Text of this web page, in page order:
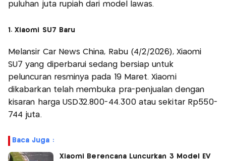
puluhan juta rupiah dari model lawas.
1. Xiaomi SU7 Baru
Melansir Car News China, Rabu (4/2/2026), Xiaomi
SU7 yang diperbarui sedang bersiap untuk
peluncuran resminya pada 19 Maret. Xiaomi
dikabarkan telah membuka pra-penjualan dengan
kisaran harga USD32.800-44.300 atau sekitar Rp550-
744 juta.
Baca Juga :
Xiaomi Berencana Luncurkan 3 Model EV